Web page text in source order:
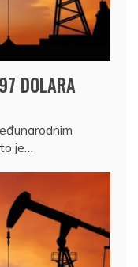
DOLARA
je…